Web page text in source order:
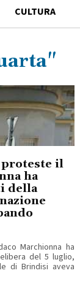
CULTURA
il
ha
della
Marchionna ha
del 5 luglio,
di Brindisi aveva